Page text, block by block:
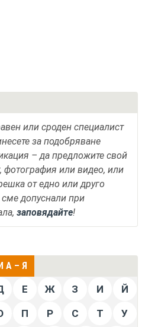
или сроден специалист
за подобряване
– да предложите свой
фотография или видео, или
от едно или друго
допуснали при
заповядайте!
А – Я
Е Ж З И Й
П Р С Т У